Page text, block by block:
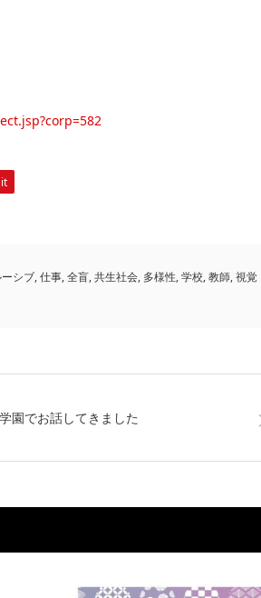
シブ,仕事,全盲,共生社会, 多様性,学校,教師,視覚
園でお話してきました